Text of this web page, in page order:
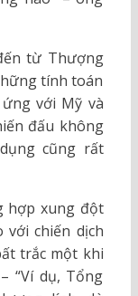
từ Thượng
tính toán
với Mỹ và
đấu không
cũng rất
hợp xung đột
với chiến dịch
trắc một khi
“Ví dụ, Tổng